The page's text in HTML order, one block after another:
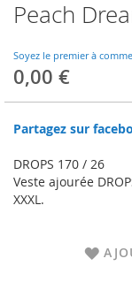
Peach
Soyez le premier à
0,00 €
Partagez sur
DROPS 170 / 26
Veste ajourée
XXXL.
Skip
to
beginning
of
the
gallery